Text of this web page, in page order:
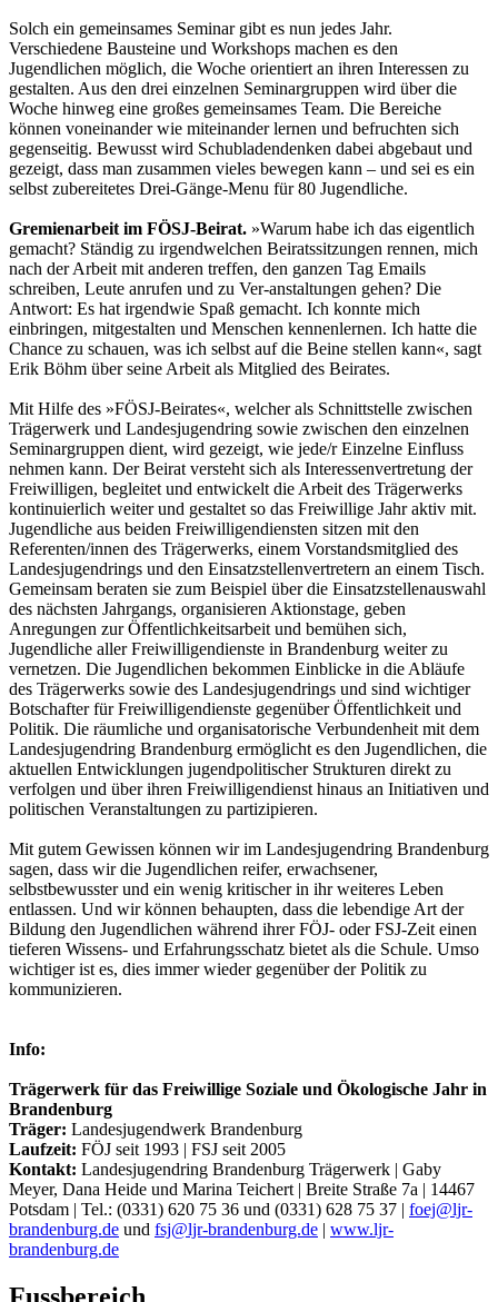
Solch ein gemeinsames Seminar gibt es nun jedes Jahr.
Verschiedene Bausteine und Workshops machen es den
Jugendlichen möglich, die Woche orientiert an ihren Interessen zu
gestalten. Aus den drei einzelnen Seminargruppen wird über die
Woche hinweg eine großes gemeinsames Team. Die Bereiche
können voneinander wie miteinander lernen und befruchten sich
gegenseitig. Bewusst wird Schubladendenken dabei abgebaut und
gezeigt, dass man zusammen vieles bewegen kann – und sei es ein
selbst zubereitetes Drei-Gänge-Menu für 80 Jugendliche.
Gremienarbeit im FÖSJ-Beirat. »Warum habe ich das eigentlich
gemacht? Ständig zu irgendwelchen Beiratssitzungen rennen, mich
nach der Arbeit mit anderen treffen, den ganzen Tag Emails
schreiben, Leute anrufen und zu Ver-anstaltungen gehen? Die
Antwort: Es hat irgendwie Spaß gemacht. Ich konnte mich
einbringen, mitgestalten und Menschen kennenlernen. Ich hatte die
Chance zu schauen, was ich selbst auf die Beine stellen kann«, sagt
Erik Böhm über seine Arbeit als Mitglied des Beirates.
Mit Hilfe des »FÖSJ-Beirates«, welcher als Schnittstelle zwischen
Trägerwerk und Landesjugendring sowie zwischen den einzelnen
Seminargruppen dient, wird gezeigt, wie jede/r Einzelne Einfluss
nehmen kann. Der Beirat versteht sich als Interessenvertretung der
Freiwilligen, begleitet und entwickelt die Arbeit des Trägerwerks
kontinuierlich weiter und gestaltet so das Freiwillige Jahr aktiv mit.
Jugendliche aus beiden Freiwilligendiensten sitzen mit den
Referenten/innen des Trägerwerks, einem Vorstandsmitglied des
Landesjugendrings und den Einsatzstellenvertretern an einem Tisch.
Gemeinsam beraten sie zum Beispiel über die Einsatzstellenauswahl
des nächsten Jahrgangs, organisieren Aktionstage, geben
Anregungen zur Öffentlichkeitsarbeit und bemühen sich,
Jugendliche aller Freiwilligendienste in Brandenburg weiter zu
vernetzen. Die Jugendlichen bekommen Einblicke in die Abläufe
des Trägerwerks sowie des Landesjugendrings und sind wichtiger
Botschafter für Freiwilligendienste gegenüber Öffentlichkeit und
Politik. Die räumliche und organisatorische Verbundenheit mit dem
Landesjugendring Brandenburg ermöglicht es den Jugendlichen, die
aktuellen Entwicklungen jugendpolitischer Strukturen direkt zu
verfolgen und über ihren Freiwilligendienst hinaus an Initiativen und
politischen Veranstaltungen zu partizipieren.
Mit gutem Gewissen können wir im Landesjugendring Brandenburg
sagen, dass wir die Jugendlichen reifer, erwachsener,
selbstbewusster und ein wenig kritischer in ihr weiteres Leben
entlassen. Und wir können behaupten, dass die lebendige Art der
Bildung den Jugendlichen während ihrer FÖJ- oder FSJ-Zeit einen
tieferen Wissens- und Erfahrungsschatz bietet als die Schule. Umso
wichtiger ist es, dies immer wieder gegenüber der Politik zu
kommunizieren.
Info:
Trägerwerk für das Freiwillige Soziale und Ökologische Jahr in
Brandenburg
Träger: Landesjugendwerk Brandenburg
Laufzeit: FÖJ seit 1993 | FSJ seit 2005
Kontakt: Landesjugendring Brandenburg Trägerwerk | Gaby
Meyer, Dana Heide und Marina Teichert | Breite Straße 7a | 14467
Potsdam | Tel.: (0331) 620 75 36 und (0331) 628 75 37 | foej@ljr-
brandenburg.de und fsj@ljr-brandenburg.de | www.ljr-
brandenburg.de